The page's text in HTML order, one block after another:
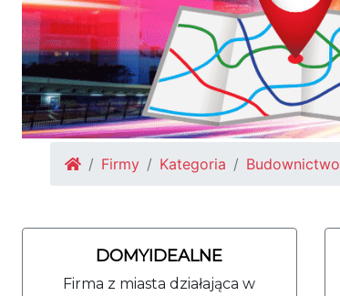
Firmy Kategoria Budownictwo
DOMYIDEALNE
Firma z miasta działająca w